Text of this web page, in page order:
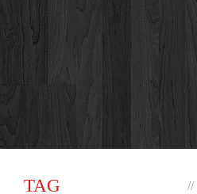
TAG //